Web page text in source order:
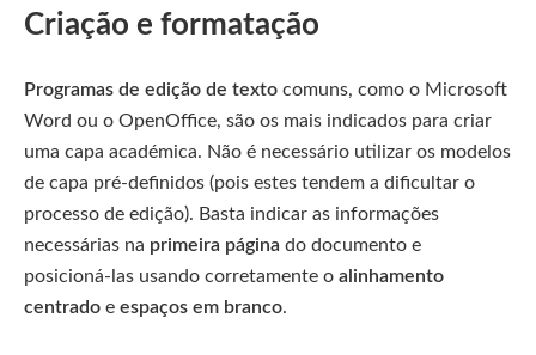
Criação e formatação
Programas de edição de texto comuns, como o Microsoft
Word ou o OpenOffice, são os mais indicados para criar
uma capa académica. Não é necessário utilizar os modelos
de capa pré-definidos (pois estes tendem a dificultar o
processo de edição). Basta indicar as informações
necessárias na primeira página do documento e
posicioná-las usando corretamente o alinhamento
centrado e espaços em branco.